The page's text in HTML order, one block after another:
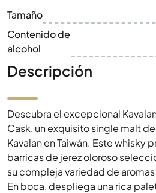
Tamaño
Contenido de
alcohol
Descripción
Descubra el excepcional
Cask, un exquisito single malt
Kavalan en Taiwán. Este whisky
barricas de jerez oloroso
su compleja variedad de
En boca, despliega una rica